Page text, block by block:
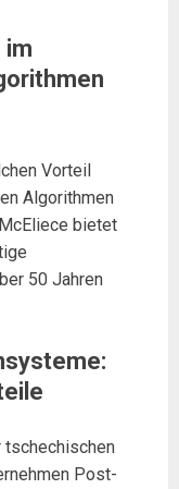
im
Vorteil
Algorithmen
bietet
50 Jahren
tschechischen
Post-